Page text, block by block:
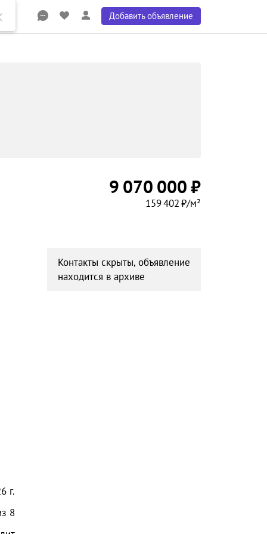
Добавить объявление
9 070 000 ₽
159 402 ₽/м²
г.
8
Контакты скрыты, объявление
находится в архиве